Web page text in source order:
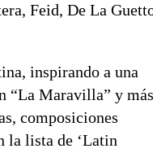
Feid, De La
inspirando a una
“La Maravilla” y más
composiciones
la lista de ‘Latin